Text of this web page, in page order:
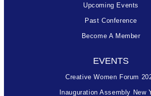
Upcoming Events
Past Conference
Become A Member
EVENTS
Creative Women Forum
Inauguration Assembly New